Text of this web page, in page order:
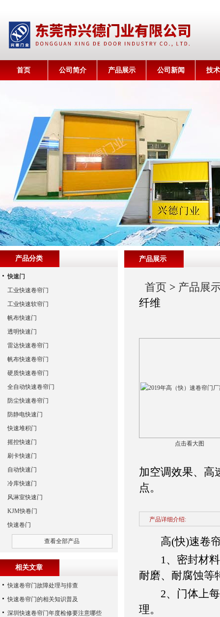
首页 公司简介 产品展示 公司新闻 技
产品展示
首页 > 产品展
纤维
点击看大图
加空调效果、高
点。
产品详细介绍:
高(快)速卷帘
1、密封材料
耐磨、耐腐蚀等
2、门体上每
理。
产品分类
快速门
工业快速卷帘门
工业快速软帘门
帆布快速门
透明快速门
雷达快速卷帘门
帆布快速卷帘门
硬质快速卷帘门
全自动快速卷帘门
防尘快速卷帘门
防静电快速门
快速堆积门
摇控快速门
刷卡快速门
自动快速门
冷库快速门
风淋室快速门
KJM快卷门
快速卷门
查看全部产品
相关文章
快速卷帘门故障处理与排查
快速卷帘门的相关知识普及
深圳快速卷帘门年度检修要注意哪些